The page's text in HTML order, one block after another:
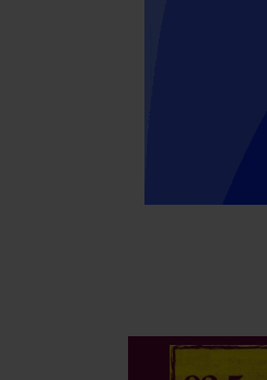
sistema de prevención del riesgo